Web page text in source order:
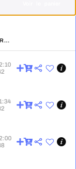
DURÉE
2:10
1:34
1:34
2:00